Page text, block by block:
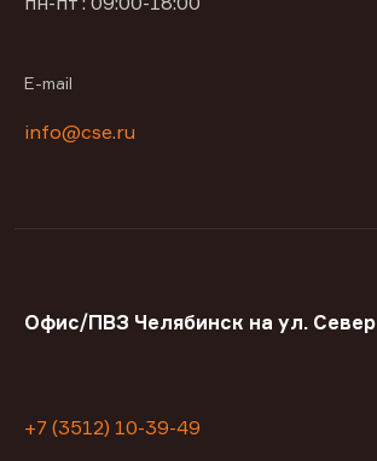
E-mail
info@cse.ru
Офис/ПВЗ Челябинск на ул.
+7 (3512) 10-39-49